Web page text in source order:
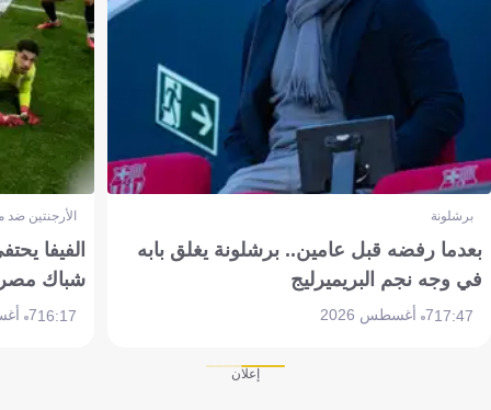
برشلونة
بعدما رفضه قبل عامين.. برشلونة يغلق بابه
في وجه نجم البريميرليج
17:477 أغسطس 2026
الأرجنتين
الفيفا
شباك
16:177 أغسطس 2026
إعلان